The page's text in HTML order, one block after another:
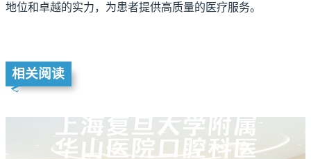
地位和卓越的实力，为患者提供高质量的医疗服务。
相关阅读